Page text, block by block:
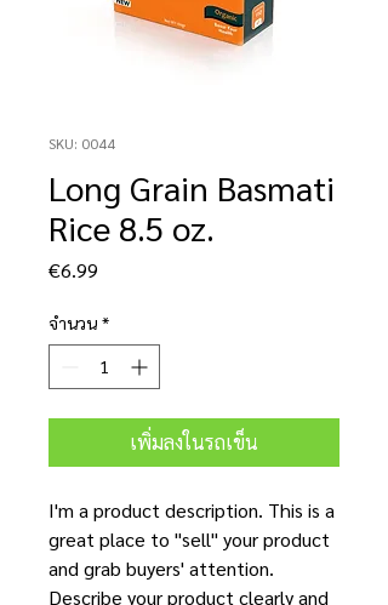
SKU: 0044
Long Grain Basmati
Rice 8.5 oz.
€6.99
จำนวน *
เพิ่มลงในรถเข็น
I'm a product description. This is a
great place to "sell" your product
and grab buyers' attention.
Describe your product clearly and